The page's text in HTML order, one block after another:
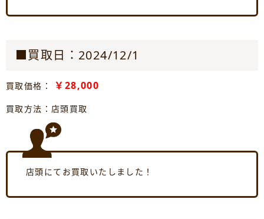
■買取日：2024/12/1
買取価格： ￥28,000
買取方法：店頭買取
店頭にてお買取いたしました！